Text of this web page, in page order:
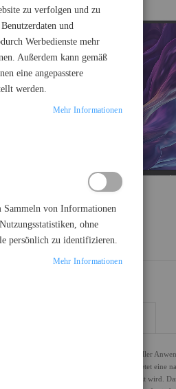
erfüllt die Anforderungen professioneller
suchen. Dieser 24-Zoll-Monitor bietet
für eine genaue Farbwiedergabe ergänzt wird.
zu verfolgen und zu
und
Werbedienste mehr
Außerdem kann gemäß
eine angepasstere
werden.
Mehr Informationen
Sammeln von Informationen
ohne
persönlich zu identifizieren.
Mehr Informationen